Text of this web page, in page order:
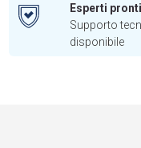
Esperti
Supporto
disponibile